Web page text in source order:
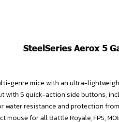
SteelSeries Aerox 5
genre mice with an ultra-
with 5 quick-action side buttons,
resistance and protection
for all Battle Royale, FPS,